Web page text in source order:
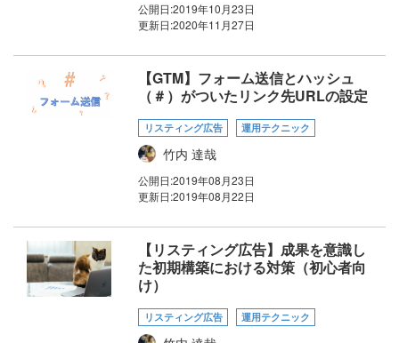
公開日:2019年10月23日
更新日:2020年11月27日
【GTM】フォーム送信とハッシュ
（＃）がついたリンク先URLの設定
リスティング広告 運用テクニック
竹内 達哉
公開日:2019年08月23日
更新日:2019年08月22日
【リスティング広告】成果を意識し
た初期構築における対策（初心者向
け）
リスティング広告 運用テクニック